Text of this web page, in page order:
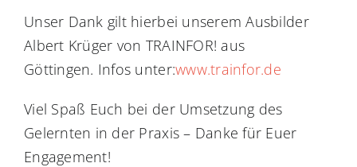
Unser Dank gilt hierbei unserem Ausbilder
Albert Krüger von TRAINFOR! aus
Göttingen. Infos unter:www.trainfor.de
Viel Spaß Euch bei der Umsetzung des
Gelernten in der Praxis – Danke für Euer
Engagement!